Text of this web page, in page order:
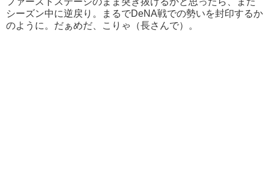
シーズン中に逆戻り。まるでDeNA戦での勢いを封印するか
のように。だぁめだ、こりゃ（長さんで）。